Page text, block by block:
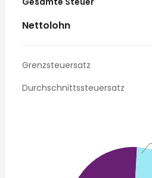
Nettolohn
Grenzsteuersatz
Durchschnittssteuersatz